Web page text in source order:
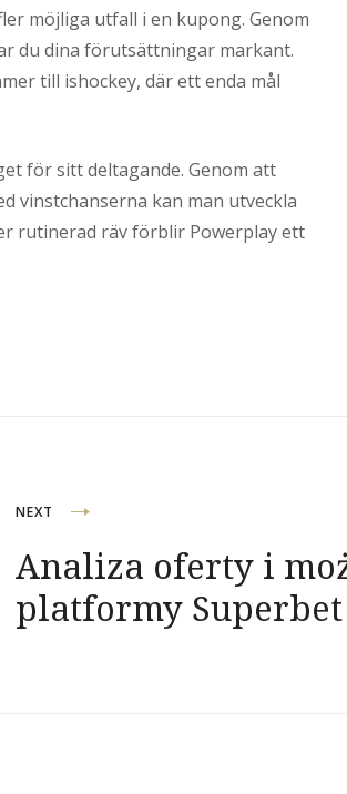
möjliga utfall i en kupong. Genom
du dina förutsättningar markant.
till ishockey, där ett enda mål
för sitt deltagande. Genom att
vinstchanserna kan man utveckla
rutinerad räv förblir Powerplay ett
NEXT
Analiza oferty i
platformy Superbet